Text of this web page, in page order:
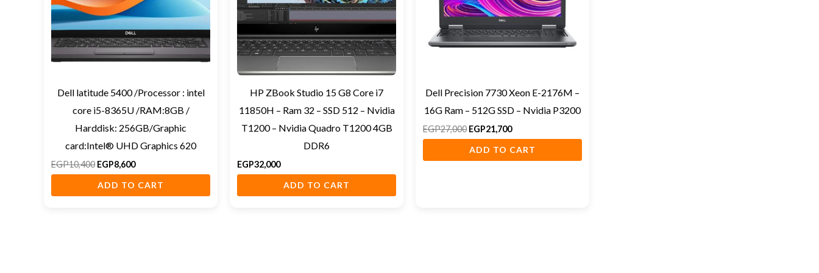
Dell latitude 5400 /Processor : intel
core i5-8365U /RAM:8GB /
Harddisk: 256GB/Graphic
card:Intel® UHD Graphics 620
EGP10,400 EGP8,600
ADD TO CART
HP ZBook Studio 15 G8 Core i7
11850H – Ram 32 – SSD 512 – Nvidia
T1200 – Nvidia Quadro T1200 4GB
DDR6
EGP32,000
ADD TO CART
Dell Precision 7730 Xeon E-2176M –
16G Ram – 512G SSD – Nvidia P3200
EGP27,000 EGP21,700
ADD TO CART